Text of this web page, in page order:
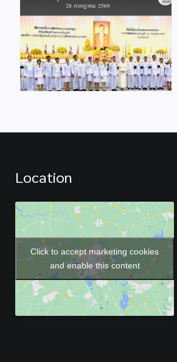
สพป.กระบี่ ร่วมประชุมทาง
ไกล Video Conference
“พฤหัสเช้า ข่าว สพฐ.”
Location
Click to accept marketing cookies
and enable this content